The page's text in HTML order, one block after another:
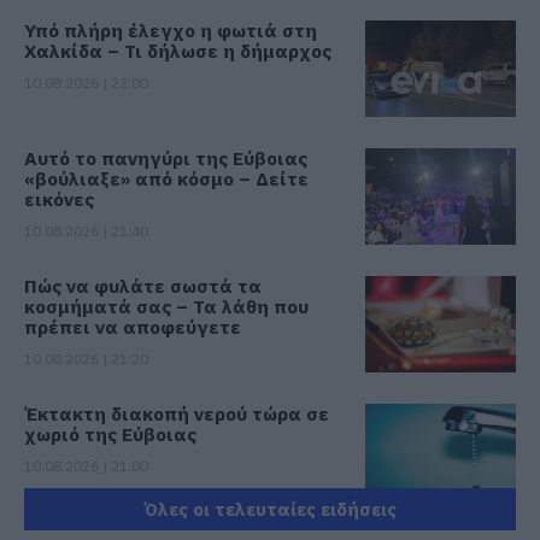
Υπό πλήρη έλεγχο η φωτιά στη
Χαλκίδα – Τι δήλωσε η δήμαρχος
Αυτό το πανηγύρι της Εύβοιας
«βούλιαξε» από κόσμο – Δείτε
εικόνες
Πώς να φυλάτε σωστά τα
κοσμήματά σας – Τα λάθη που
πρέπει να αποφεύγετε
Έκτακτη διακοπή νερού τώρα σε
χωριό της Εύβοιας
Όλες οι τελευταίες ειδήσεις